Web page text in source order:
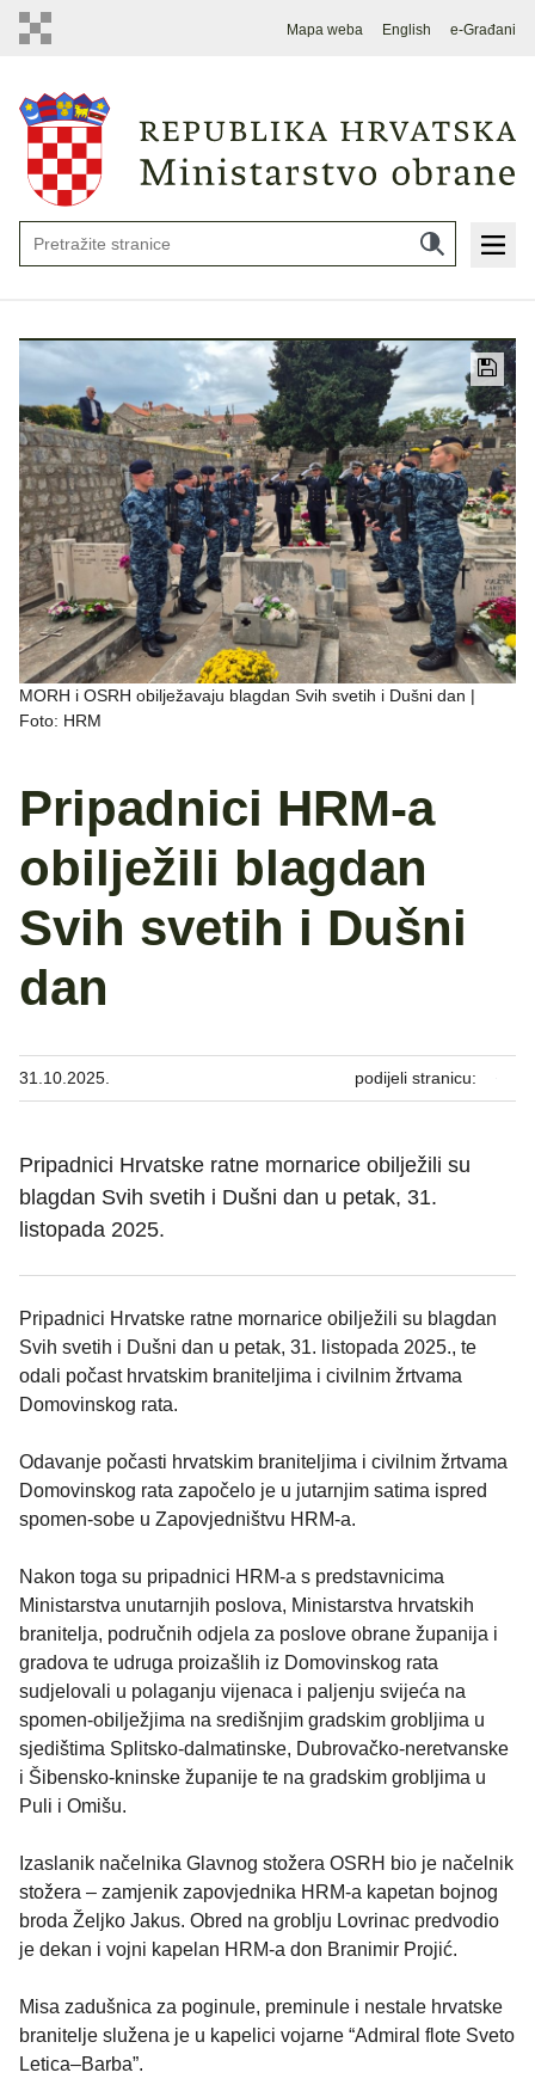
Mapa weba English e-Građani
MORH i OSRH obilježavaju blagdan Svih svetih i Dušni dan |
Foto: HRM
Pripadnici HRM-a
obilježili blagdan
Svih svetih i Dušni
dan
31.10.2025. podijeli stranicu:
Pripadnici Hrvatske ratne mornarice obilježili su
blagdan Svih svetih i Dušni dan u petak, 31.
listopada 2025.
Pripadnici Hrvatske ratne mornarice obilježili su blagdan
Svih svetih i Dušni dan u petak, 31. listopada 2025., te
odali počast hrvatskim braniteljima i civilnim žrtvama
Domovinskog rata.
Odavanje počasti hrvatskim braniteljima i civilnim žrtvama
Domovinskog rata započelo je u jutarnjim satima ispred
spomen-sobe u Zapovjedništvu HRM-a.
Nakon toga su pripadnici HRM-a s predstavnicima
Ministarstva unutarnjih poslova, Ministarstva hrvatskih
branitelja, područnih odjela za poslove obrane županija i
gradova te udruga proizašlih iz Domovinskog rata
sudjelovali u polaganju vijenaca i paljenju svijeća na
spomen-obilježjima na središnjim gradskim grobljima u
sjedištima Splitsko-dalmatinske, Dubrovačko-neretvanske
i Šibensko-kninske županije te na gradskim grobljima u
Puli i Omišu.
Izaslanik načelnika Glavnog stožera OSRH bio je načelnik
stožera – zamjenik zapovjednika HRM-a kapetan bojnog
broda Željko Jakus. Obred na groblju Lovrinac predvodio
je dekan i vojni kapelan HRM-a don Branimir Projić.
Misa zadušnica za poginule, preminule i nestale hrvatske
branitelje služena je u kapelici vojarne “Admiral flote Sveto
Letica–Barba”.